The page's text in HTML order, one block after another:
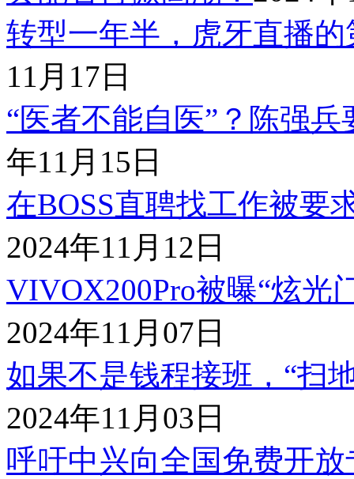
转型一年半，虎牙直播
11月17日
“医者不能自医”？陈强
年11月15日
在BOSS直聘找工作被要
2024年11月12日
VIVOX200Pro被曝“炫光
2024年11月07日
如果不是钱程接班，“扫
2024年11月03日
呼吁中兴向全国免费开